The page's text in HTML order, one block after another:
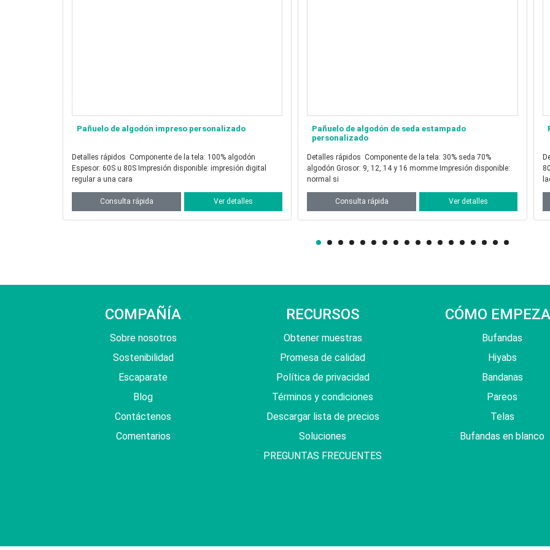
Pañuelo de algodón de seda estampado
Detalles rápidos Componente de la tela: 30% seda 70%
algodón Grosor: 9, 12, 14 y 16 momme Impresión disponible:
normal si
Consulta rápida Ver detalles
Pañuelo de lana merino estampado personalizado
Detalles rápidos Componente de la tela: 100% lana Espesor:
80s o 100S Impresión disponible: impresión digital regular a un
lado o
Consulta rápida Ver detalles
12,
COMPAÑÍA
Sobre nosotros
Sostenibilidad
Escaparate
Blog
Contáctenos
Comentarios
RECURSOS
Obtener muestras
Promesa de calidad
Política de privacidad
Términos y condiciones
Descargar lista de precios
Soluciones
PREGUNTAS FRECUENTES
CÓMO
Bufandas
Hiyabs
Bandanas
Pareos
Telas
Bufandas en blanco